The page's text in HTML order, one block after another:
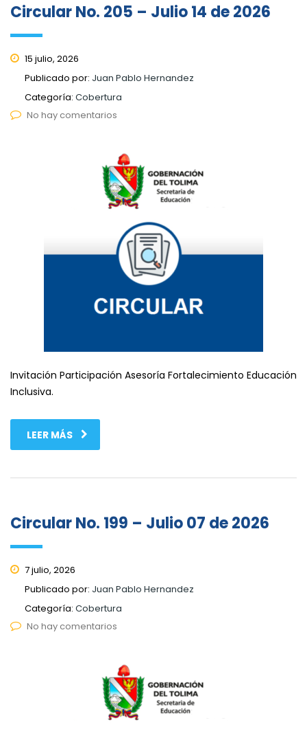
Circular No. 205 – Julio 14 de 2026
15 julio, 2026
Publicado por: Juan Pablo Hernandez
Categoría: Cobertura
No hay comentarios
Invitación Participación Asesoría Fortalecimiento Educación
Inclusiva.
LEER MÁS
Circular No. 199 – Julio 07 de 2026
7 julio, 2026
Publicado por: Juan Pablo Hernandez
Categoría: Cobertura
No hay comentarios